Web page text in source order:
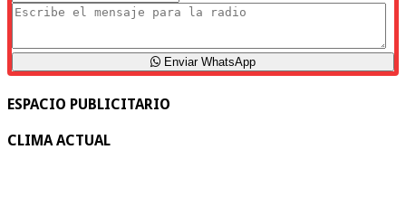
Enviar WhatsApp
ESPACIO PUBLICITARIO
CLIMA ACTUAL